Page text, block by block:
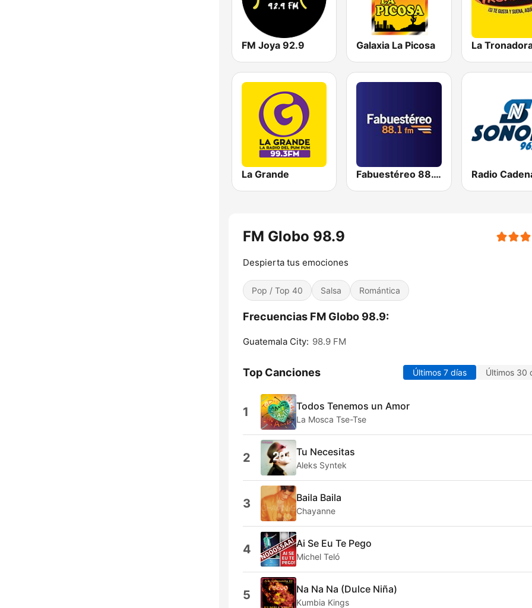
FM Joya 92.9 Galaxia La Picosa La
La Grande Fabuestéreo 88.1 FM
FM Globo 98.9
Despierta tus emociones
Pop / Top 40 Salsa Romántica
Frecuencias FM Globo 98.9:
Guatemala City: 98.9 FM
Top Canciones Últimos 7 días Últimos 30
1 Todos Tenemos un Amor
La Mosca Tse-Tse
2 Tu Necesitas
Aleks Syntek
3 Baila Baila
Chayanne
4 Ai Se Eu Te Pego
Michel Teló
5 Na Na Na (Dulce Niña)
Kumbia Kings